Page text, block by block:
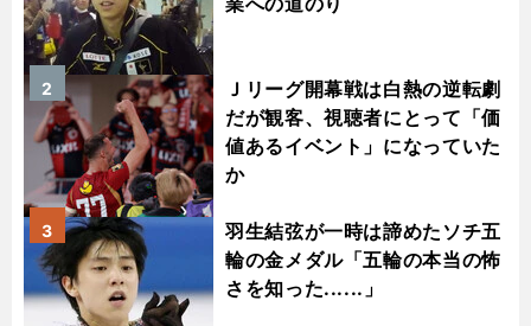
Ｊリーグ開幕戦は白熱の逆転劇
だが観客、視聴者にとって「価
値あるイベント」になっていた
か
2
羽生結弦が一時は諦めたソチ五
輪の金メダル「五輪の本当の怖
さを知った......」
3